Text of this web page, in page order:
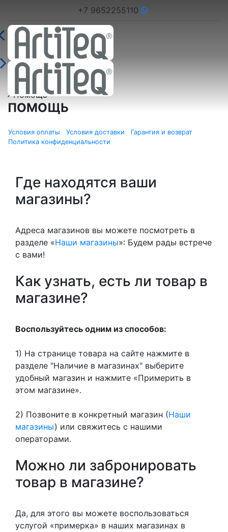
+7 9652255110
Главная страница
Помощь
ПОМОЩЬ
Условия оплаты Условия доставки
Гарантия и возврат
Политика конфиденциальности
Где находятся ваши
магазины?
Адреса магазинов вы можете посмотреть в
разделе «Наши магазины»: Будем рады встрече
с вами!
Как узнать, есть ли товар в
магазине?
Воспользуйтесь одним из способов:
1) На странице товара на сайте нажмите в
разделе "Наличие в магазинах" выберите
удобный магазин и нажмите «Примерить в
этом магазине».
2) Позвоните в конкретный магазин (Наши
магазины) или свяжитесь с нашими
операторами.
Можно ли забронировать
товар в магазине?
Да, для этого вы можете воспользоваться
услугой «примерка» в наших магазинах в